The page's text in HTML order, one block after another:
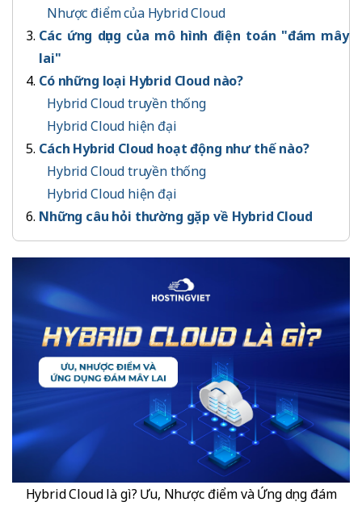
Nhược điểm của Hybrid Cloud
Các ứng dụng của mô hình điện toán "đám mây
lai"
Có những loại Hybrid Cloud nào?
Hybrid Cloud truyền thống
Hybrid Cloud hiện đại
Cách Hybrid Cloud hoạt động như thế nào?
Hybrid Cloud truyền thống
Hybrid Cloud hiện đại
Những câu hỏi thường gặp về Hybrid Cloud
Hybrid Cloud là gì? Ưu, Nhược điểm và Ứng dụng đám